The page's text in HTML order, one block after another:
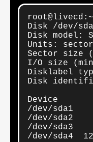
Disk /dev/
Disk model:
Units:
Sector size
I/O size
Disklabel
Disk identifier:
Device
/dev/sda1
/dev/sda2
/dev/sda3
/dev/sda4